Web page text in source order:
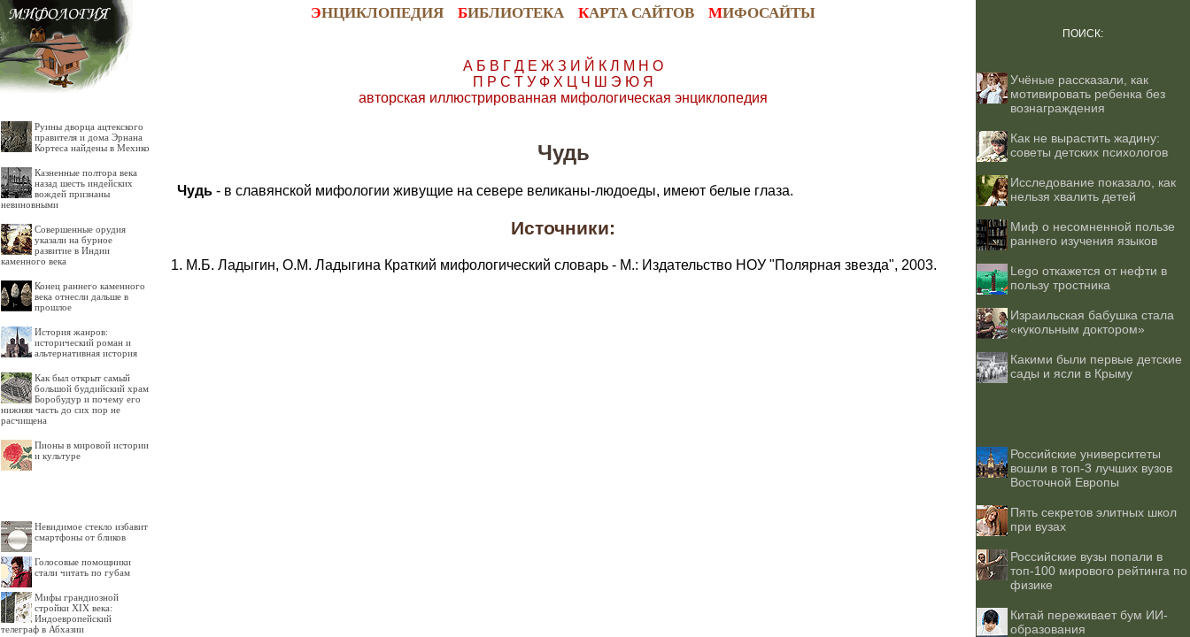
ЭНЦИКЛОПЕДИЯ БИБЛИОТЕКА КАРТА САЙТОВ МИФОСАЙТЫ
Руины дворца ацтекского
правителя и дома Эрнана
Кортеса найдены в Мехико
Казненные полтора века
назад шесть индейских
вождей признаны
невиновными
Совершенные орудия
указали на бурное
развитие в Индии
каменного века
Конец раннего каменного
века отнесли дальше в
прошлое
История жанров:
исторический роман и
альтернативная история
Как был открыт самый
большой буддийский храм
Боробудур и почему его
нижняя часть до сих пор не
расчищена
Пионы в мировой истории
и культуре
Невидимое стекло избавит
смартфоны от бликов
Голосовые помощники
стали читать по губам
Мифы грандиозной
стройки XIX века:
Индоевропейский
телеграф в Абхазии
А Б В Г Д Е Ж З И Й К Л М Н О
П Р С Т У Ф Х Ц Ч Ш Э Ю Я
авторская иллюстрированная мифологическая энциклопедия
Чудь
Чудь - в славянской мифологии живущие на севере великаны-людоеды, имеют белые глаза.
Источники:
М.Б. Ладыгин, О.М. Ладыгина Краткий мифологический словарь - М.: Издательство НОУ "Полярная звезда", 2003.
ПОИСК:
Учёные рассказали, как
мотивировать ребенка без
вознаграждения
Как не вырастить жадину:
советы детских психологов
Исследование показало, как
нельзя хвалить детей
Миф о несомненной пользе
раннего изучения языков
Lego откажется от нефти в
пользу тростника
Израильская бабушка стала
«кукольным доктором»
Какими были первые детские
сады и ясли в Крыму
Российские университеты
вошли в топ-3 лучших вузов
Восточной Европы
Пять секретов элитных школ
при вузах
Российские вузы попали в
топ-100 мирового рейтинга по
физике
Китай переживает бум ИИ-
образования